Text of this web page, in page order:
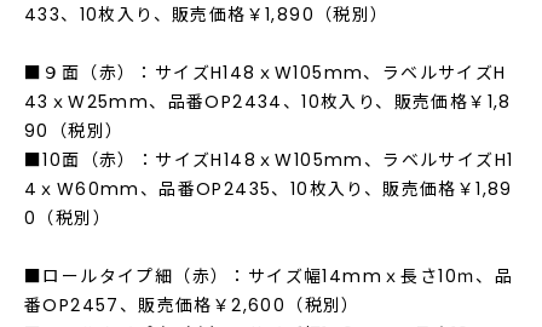
433、10枚入り、販売価格￥1,890（税別）
■９面（赤）：サイズH148ｘW105mm、ラベルサイズH
43ｘW25mm、品番OP2434、10枚入り、販売価格￥1,8
90（税別）
■10面（赤）：サイズH148ｘW105mm、ラベルサイズH1
4ｘW60mm、品番OP2435、10枚入り、販売価格￥1,89
0（税別）
■ロールタイプ細（赤）：サイズ幅14mmｘ長さ10ｍ、品
番OP2457、販売価格￥2,600（税別）